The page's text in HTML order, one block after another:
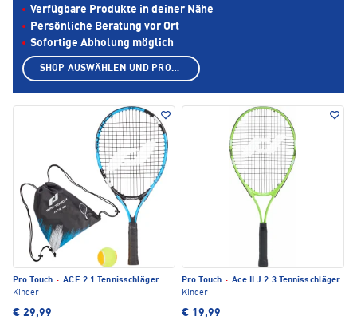
Pro Touch · ACE 2.1 Tennisschläger
Kinder
€ 29,99
Pro Touch · Ace II J 2.3 Tennisschläger
Kinder
€ 19,99
Verfügbare Produkte in deiner Nähe
Persönliche Beratung vor Ort
Sofortige Abholung möglich
SHOP AUSWÄHLEN UND PRODUKTE ANZEIGEN